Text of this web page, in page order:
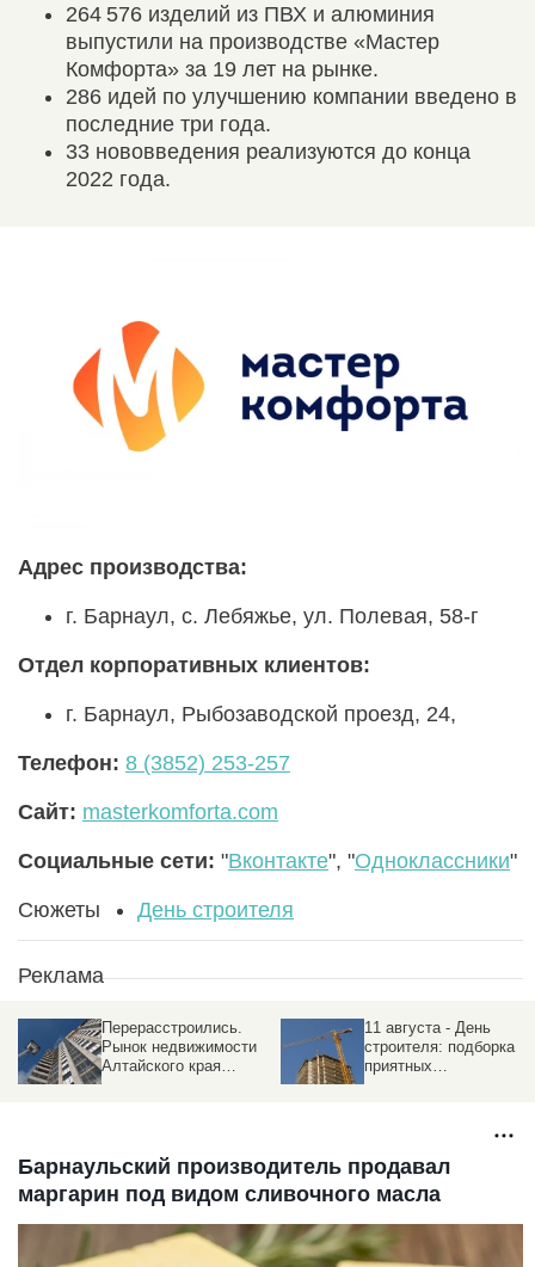
264 576 изделий из ПВХ и алюминия
выпустили на производстве «Мастер
Комфорта» за 19 лет на рынке.
286 идей по улучшению компании введено в
последние три года.
33 нововведения реализуются до конца
2022 года.
Адрес производства:
г. Барнаул, с. Лебяжье, ул. Полевая, 58-г
Отдел корпоративных клиентов:
г. Барнаул, Рыбозаводской проезд, 24,
Телефон: 8 (3852) 253-257
Сайт: masterkomforta.com
Социальные сети: "Вконтакте", "Одноклассники"
Сюжеты День строителя
Реклама
Перерасстроились.
Рынок недвижимости
Алтайского края
11 августа - День
строителя: подборка
приятных
Барнаульский производитель продавал
маргарин под видом сливочного масла